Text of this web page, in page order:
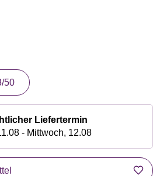
50
Liefertermin
- Mittwoch, 12.08